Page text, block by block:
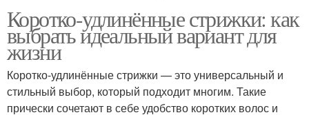
Коротко-удлинённые стрижки: как
выбрать идеальный вариант для
жизни
Коротко-удлинённые стрижки — это универсальный и
стильный выбор, который подходит многим. Такие
прически сочетают в себе удобство коротких волос и